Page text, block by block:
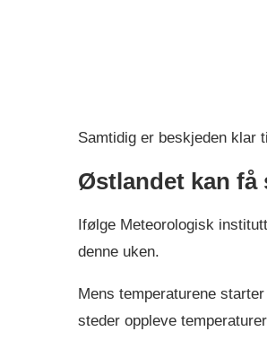
Samtidig er beskjeden klar
Østlandet kan få
Ifølge Meteorologisk
denne uken.
Mens temperaturene
steder oppleve